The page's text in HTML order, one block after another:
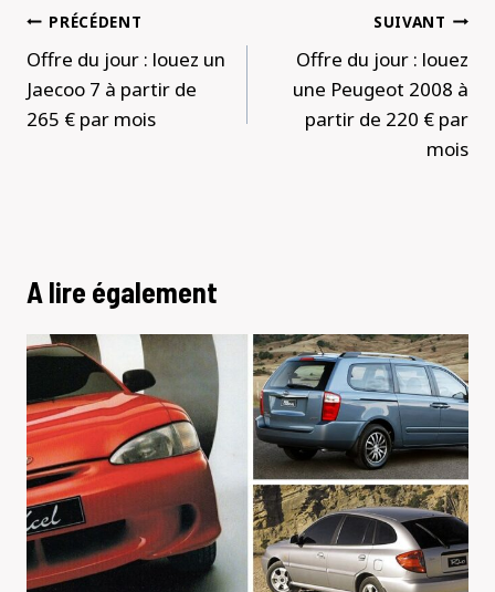
Navigation
de
l’article
PRÉCÉDENT
Offre du jour : louez un
Jaecoo 7 à partir de
265 € par mois
SUIVANT
Offre du jour : louez
une Peugeot 2008 à
partir de 220 € par
mois
A lire également